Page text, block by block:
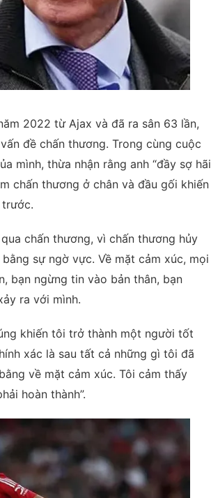
2022 từ Ajax và đã ra sân 63 lần,
đề chấn thương. Trong cùng cuộc
mình, thừa nhận rằng anh “đầy sợ hãi
chấn thương ở chân và đầu gối khiến
chấn thương, vì chấn thương hủy
sự ngờ vực. Về mặt cảm xúc, mọi
bạn ngừng tin vào bản thân, bạn
ra với mình.
khiến tôi trở thành một người tốt
xác là sau tất cả những gì tôi đã
về mặt cảm xúc. Tôi cảm thấy
hoàn thành”.